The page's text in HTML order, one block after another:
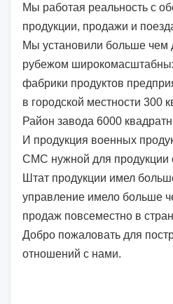
Мы работая реальность с
продукции, продажи и
Мы установили больше чем
рубежом
фабрики продуктов
в городской местности 300
Район завода 6000
И продукция военных
СМС нужной для продукции
Штат продукции имел
управление имело больше
продаж повсеместно в
Добро пожаловать для
отношений с нами.